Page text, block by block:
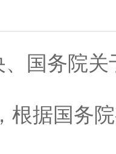
国务院关
根据国务